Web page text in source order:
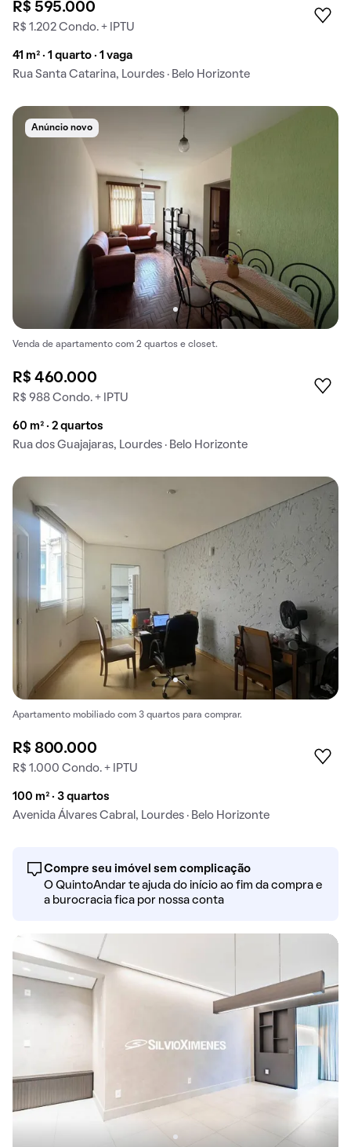
R$ 595.000
R$ 1.202 Condo. + IPTU
41 m² · 1 quarto · 1 vaga
Rua Santa Catarina, Lourdes · Belo Horizonte
Anúncio novo
Venda de apartamento com 2 quartos e closet.
R$ 460.000
R$ 988 Condo. + IPTU
60 m² · 2 quartos
Rua dos Guajajaras, Lourdes · Belo Horizonte
Apartamento mobiliado com 3 quartos para comprar.
R$ 800.000
R$ 1.000 Condo. + IPTU
100 m² · 3 quartos
Avenida Álvares Cabral, Lourdes · Belo Horizonte
Compre seu imóvel sem complicação
O QuintoAndar te ajuda do início ao fim da compra e
a burocracia fica por nossa conta